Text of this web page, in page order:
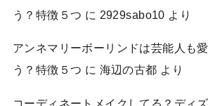
う？特徴５つ に 2929sabo10 より
アンネマリーボーリンドは芸能人も
う？特徴５つ に 海辺の古都 より
コーディネートメイクしてる？ディ